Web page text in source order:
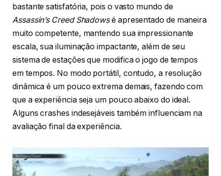
bastante satisfatória, pois o vasto mundo de
Assassin’s Creed Shadowsé apresentado de maneira
muito competente, mantendo sua impressionante
escala, sua iluminação impactante, além de seu
sistema de estações que modifica o jogo de tempos
em tempos. No modo portátil, contudo, a resolução
dinâmica é um pouco extrema demais, fazendo com
que a experiência seja um pouco abaixo do ideal.
Alguns crashes indesejáveis também influenciam na
avaliação final da experiência.